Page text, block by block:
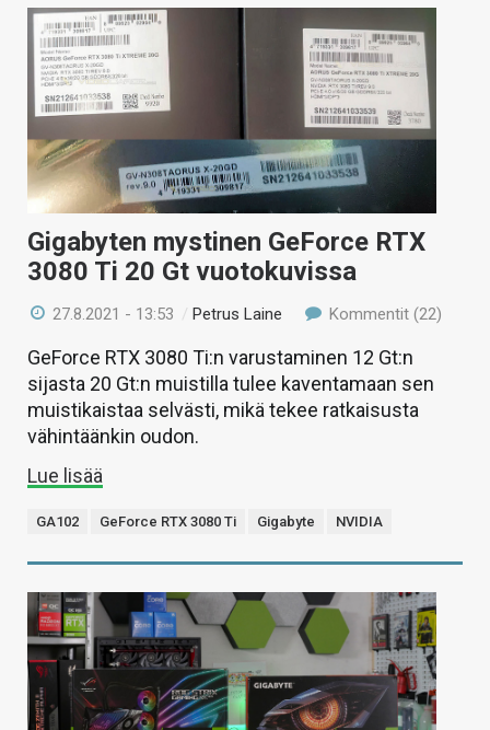
Gigabyten mystinen GeForce RTX
3080 Ti 20 Gt vuotokuvissa
27.8.2021 - 13:53 /Petrus Laine Kommentit (22)
GeForce RTX 3080 Ti:n varustaminen 12 Gt:n
sijasta 20 Gt:n muistilla tulee kaventamaan sen
muistikaistaa selvästi, mikä tekee ratkaisusta
vähintäänkin oudon.
Lue lisää
GA102 GeForce RTX 3080 Ti Gigabyte NVIDIA